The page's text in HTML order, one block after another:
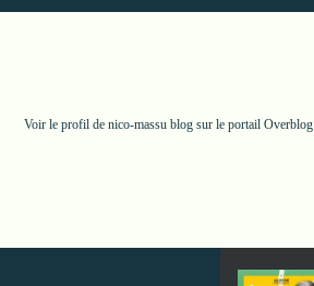
Voir le profil de nico-massu blogsur le portail Overblog